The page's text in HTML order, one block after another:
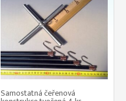
Samostatná čeřenová